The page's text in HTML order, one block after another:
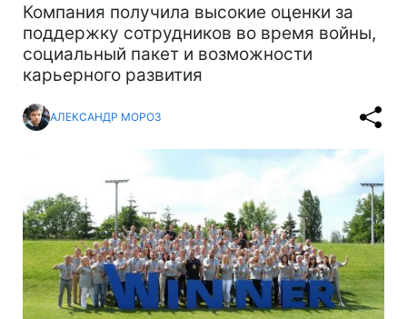
Компания получила высокие оценки за
поддержку сотрудников во время войны,
социальный пакет и возможности
карьерного развития
АЛЕКСАНДР МОРОЗ